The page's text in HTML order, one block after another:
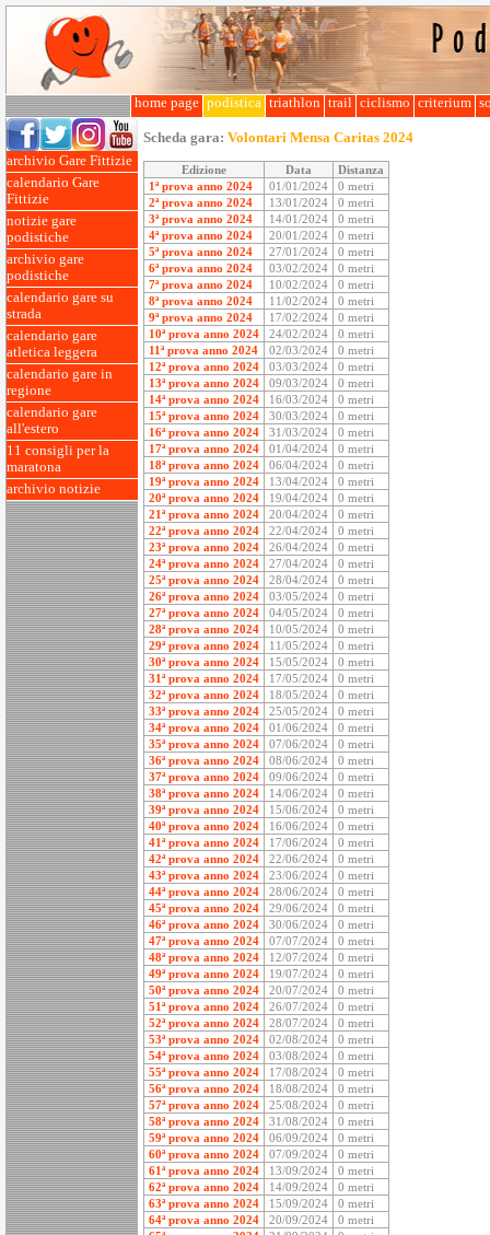
home page podistica triathlon trail ciclismo criterium
archivio Gare Fittizie
calendario Gare
Fittizie
notizie gare
podistiche
archivio gare
podistiche
calendario gare su
strada
calendario gare
atletica leggera
calendario gare in
regione
calendario gare
all'estero
11 consigli per la
maratona
archivio notizie
Scheda gara: Volontari Mensa Caritas 2024
Edizione Data
Distanza
1ª prova anno 2024
01/01/2024
0 metri
2ª prova anno 2024
13/01/2024
0 metri
3ª prova anno 2024
14/01/2024
0 metri
4ª prova anno 2024
20/01/2024
0 metri
5ª prova anno 2024
27/01/2024
0 metri
6ª prova anno 2024
03/02/2024
0 metri
7ª prova anno 2024
10/02/2024
0 metri
8ª prova anno 2024
11/02/2024
0 metri
9ª prova anno 2024
17/02/2024
0 metri
10ª prova anno 2024
24/02/2024
0 metri
11ª prova anno 2024
02/03/2024
0 metri
12ª prova anno 2024
03/03/2024
0 metri
13ª prova anno 2024
09/03/2024
0 metri
14ª prova anno 2024
16/03/2024
0 metri
15ª prova anno 2024
30/03/2024
0 metri
16ª prova anno 2024
31/03/2024
0 metri
17ª prova anno 2024
01/04/2024
0 metri
18ª prova anno 2024
06/04/2024
0 metri
19ª prova anno 2024
13/04/2024
0 metri
20ª prova anno 2024
19/04/2024
0 metri
21ª prova anno 2024
20/04/2024
0 metri
22ª prova anno 2024
22/04/2024
0 metri
23ª prova anno 2024
26/04/2024
0 metri
24ª prova anno 2024
27/04/2024
0 metri
25ª prova anno 2024
28/04/2024
0 metri
26ª prova anno 2024
03/05/2024
0 metri
27ª prova anno 2024
04/05/2024
0 metri
28ª prova anno 2024
10/05/2024
0 metri
29ª prova anno 2024
11/05/2024
0 metri
30ª prova anno 2024
15/05/2024
0 metri
31ª prova anno 2024
17/05/2024
0 metri
32ª prova anno 2024
18/05/2024
0 metri
33ª prova anno 2024
25/05/2024
0 metri
34ª prova anno 2024
01/06/2024
0 metri
35ª prova anno 2024
07/06/2024
0 metri
36ª prova anno 2024
08/06/2024
0 metri
37ª prova anno 2024
09/06/2024
0 metri
38ª prova anno 2024
14/06/2024
0 metri
39ª prova anno 2024
15/06/2024
0 metri
40ª prova anno 2024
16/06/2024
0 metri
41ª prova anno 2024
17/06/2024
0 metri
42ª prova anno 2024
22/06/2024
0 metri
43ª prova anno 2024
23/06/2024
0 metri
44ª prova anno 2024
28/06/2024
0 metri
45ª prova anno 2024
29/06/2024
0 metri
46ª prova anno 2024
30/06/2024
0 metri
47ª prova anno 2024
07/07/2024
0 metri
48ª prova anno 2024
12/07/2024
0 metri
49ª prova anno 2024
19/07/2024
0 metri
50ª prova anno 2024
20/07/2024
0 metri
51ª prova anno 2024
26/07/2024
0 metri
52ª prova anno 2024
28/07/2024
0 metri
53ª prova anno 2024
02/08/2024
0 metri
54ª prova anno 2024
03/08/2024
0 metri
55ª prova anno 2024
17/08/2024
0 metri
56ª prova anno 2024
18/08/2024
0 metri
57ª prova anno 2024
25/08/2024
0 metri
58ª prova anno 2024
31/08/2024
0 metri
59ª prova anno 2024
06/09/2024
0 metri
60ª prova anno 2024
07/09/2024
0 metri
61ª prova anno 2024
13/09/2024
0 metri
62ª prova anno 2024
14/09/2024
0 metri
63ª prova anno 2024
15/09/2024
0 metri
64ª prova anno 2024
20/09/2024
0 metri